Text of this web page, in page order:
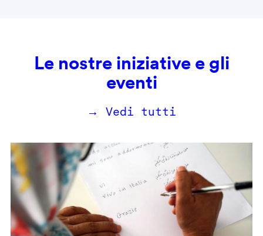
Le nostre iniziative e gli
eventi
→ Vedi tutti